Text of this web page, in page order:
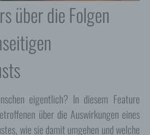
über die Folgen
über die Auswirkungen eines
wie sie damit umgehen und welche